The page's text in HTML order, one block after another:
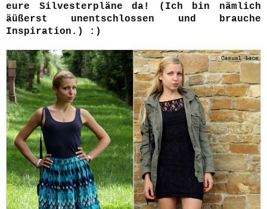
eure Silvesterpläne da! (Ich bin nämlich
äüßerst unentschlossen und brauche
Inspiration.) :)